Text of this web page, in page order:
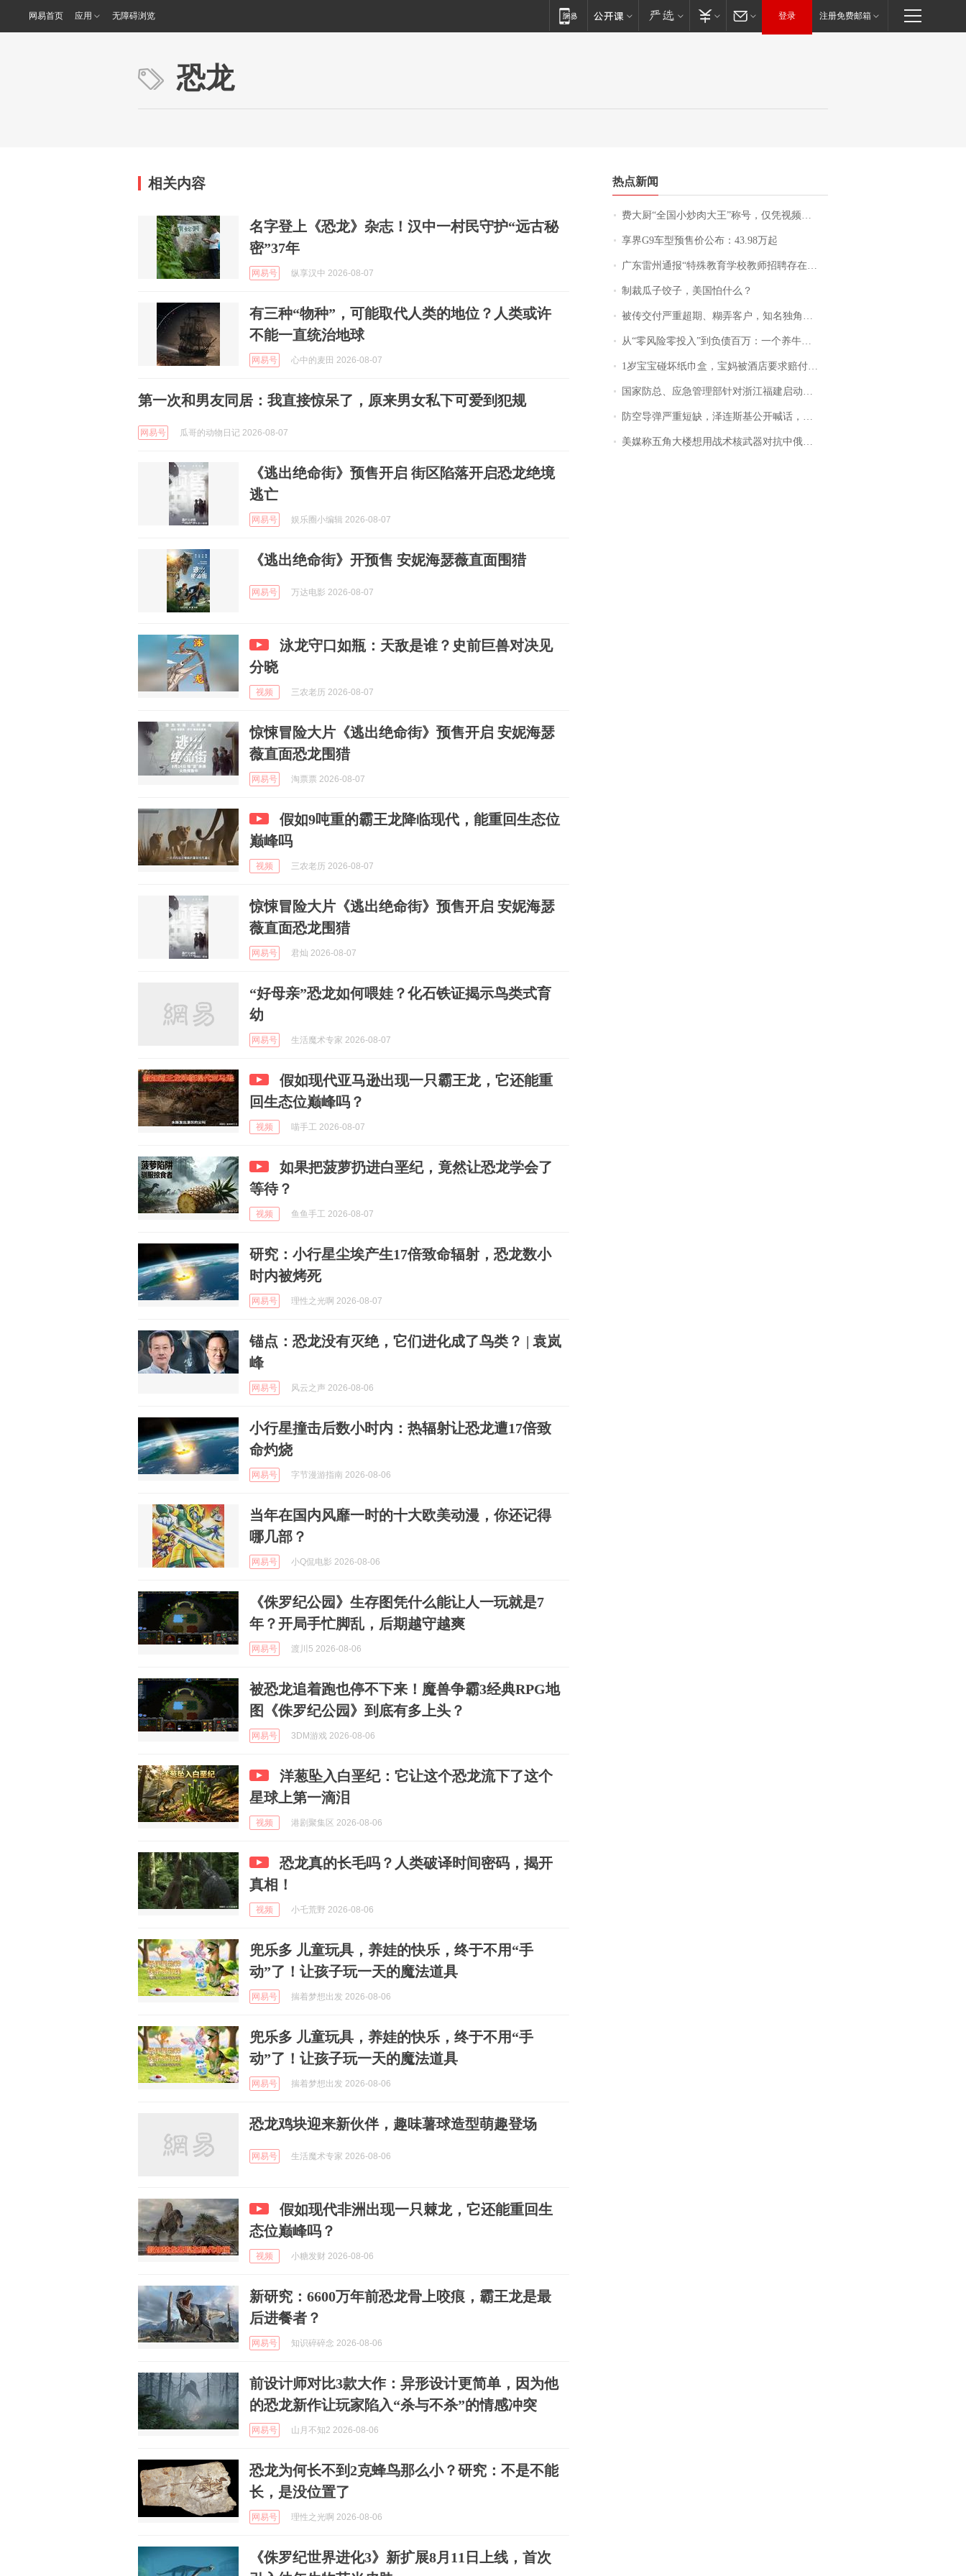
网易首页 应用 无障碍浏览 登录 注册免费邮箱
恐龙
相关内容
名字登上《恐龙》杂志！汉中一村民守护“远古秘
密”37年
网易号 纵享汉中 2026-08-07
有三种“物种”，可能取代人类的地位？人类或许
不能一直统治地球
网易号 心中的麦田 2026-08-07
第一次和男友同居：我直接惊呆了，原来男女私下可爱到犯规
网易号 瓜哥的动物日记 2026-08-07
《逃出绝命街》预售开启 街区陷落开启恐龙绝境
逃亡
网易号 娱乐圈小编辑 2026-08-07
《逃出绝命街》开预售 安妮海瑟薇直面围猎
网易号 万达电影 2026-08-07
泳龙守口如瓶：天敌是谁？史前巨兽对决见
分晓
视频 三农老历 2026-08-07
惊悚冒险大片《逃出绝命街》预售开启 安妮海瑟
薇直面恐龙围猎
网易号 淘票票 2026-08-07
假如9吨重的霸王龙降临现代，能重回生态位
巅峰吗
视频 三农老历 2026-08-07
惊悚冒险大片《逃出绝命街》预售开启 安妮海瑟
薇直面恐龙围猎
网易号 君灿 2026-08-07
“好母亲”恐龙如何喂娃？化石铁证揭示鸟类式育
幼
网易号 生活魔术专家 2026-08-07
假如现代亚马逊出现一只霸王龙，它还能重
回生态位巅峰吗？
视频 喵手工 2026-08-07
如果把菠萝扔进白垩纪，竟然让恐龙学会了
等待？
视频 鱼鱼手工 2026-08-07
研究：小行星尘埃产生17倍致命辐射，恐龙数小
时内被烤死
网易号 理性之光啊 2026-08-07
锚点：恐龙没有灭绝，它们进化成了鸟类？ | 袁岚
峰
网易号 风云之声 2026-08-06
小行星撞击后数小时内：热辐射让恐龙遭17倍致
命灼烧
网易号 字节漫游指南 2026-08-06
当年在国内风靡一时的十大欧美动漫，你还记得
哪几部？
网易号 小Q侃电影 2026-08-06
《侏罗纪公园》生存图凭什么能让人一玩就是7
年？开局手忙脚乱，后期越守越爽
网易号 渡川5 2026-08-06
被恐龙追着跑也停不下来！魔兽争霸3经典RPG地
图《侏罗纪公园》到底有多上头？
网易号 3DM游戏 2026-08-06
洋葱坠入白垩纪：它让这个恐龙流下了这个
星球上第一滴泪
视频 港剧聚集区 2026-08-06
恐龙真的长毛吗？人类破译时间密码，揭开
真相！
视频 小乇荒野 2026-08-06
兜乐多 儿童玩具，养娃的快乐，终于不用“手
动”了！让孩子玩一天的魔法道具
网易号 揣着梦想出发 2026-08-06
兜乐多 儿童玩具，养娃的快乐，终于不用“手
动”了！让孩子玩一天的魔法道具
网易号 揣着梦想出发 2026-08-06
恐龙鸡块迎来新伙伴，趣味薯球造型萌趣登场
网易号 生活魔术专家 2026-08-06
假如现代非洲出现一只棘龙，它还能重回生
态位巅峰吗？
视频 小糖发财 2026-08-06
新研究：6600万年前恐龙骨上咬痕，霸王龙是最
后进餐者？
网易号 知识碎碎念 2026-08-06
前设计师对比3款大作：异形设计更简单，因为他
的恐龙新作让玩家陷入“杀与不杀”的情感冲突
网易号 山月不知2 2026-08-06
恐龙为何长不到2克蜂鸟那么小？研究：不是不能
长，是没位置了
网易号 理性之光啊 2026-08-06
《侏罗纪世界进化3》新扩展8月11日上线，首次
热点新闻
费大厨“全国小炒肉大王”称号，仅凭视频评出？中国烹饪协会回应
享界G9车型预售价公布：43.98万起
广东雷州通报“特殊教育学校教师招聘存在违规行为”：已启动问责程序 副校长被停职
制裁瓜子饺子，美国怕什么？
被传交付严重超期、糊弄客户，知名独角兽车企创始人回应：都没证据，将依法采取措施，“本人长期与美国交管局保持沟通，对方表示肯定”
从“零风险零投入”到负债百万：一个养牛项目崩盘后，谁该为农户的贷款买单丨红星调查
1岁宝宝碰坏纸巾盒，宝妈被酒店要求赔付924元！三亚一酒店回复：骨瓷定制！网友一查价格，吵翻了
国家防总、应急管理部针对浙江福建启动防汛防台风四级应急响应
防空导弹严重短缺，泽连斯基公开喊话，乌克兰失去导弹拦截能力？
美媒称五角大楼想用战术核武器对抗中俄，专家：赤裸裸的“核讹诈”